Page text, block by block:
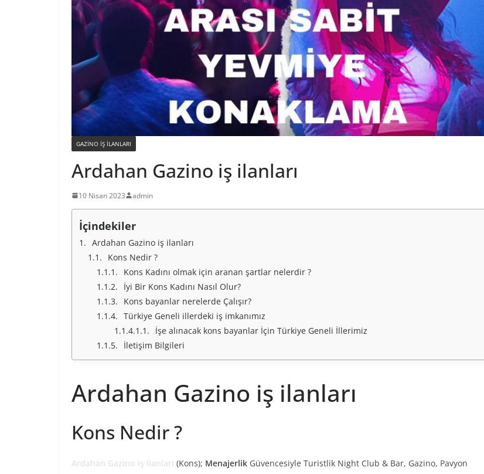
GAZINO IŞ ILANLARI
Ardahan Gazino iş ilanları
10 Nisan 2023 admin
İçindekiler
Ardahan Gazino iş ilanları
Kons Nedir ?
Kons Kadını olmak için aranan şartlar nelerdir ?
İyi Bir Kons Kadını Nasıl Olur?
Kons bayanlar nerelerde Çalışır?
Türkiye Geneli illerdeki iş imkanımız
İşe alınacak kons bayanlar İçin Türkiye Geneli İllerimiz
İletişim Bilgileri
Ardahan Gazino iş ilanları
Kons Nedir ?
Ardahan Gazino iş ilanları (Kons); Menajerlik Güvencesiyle Turistlik Night Club & Bar, Gazino, Pavyon